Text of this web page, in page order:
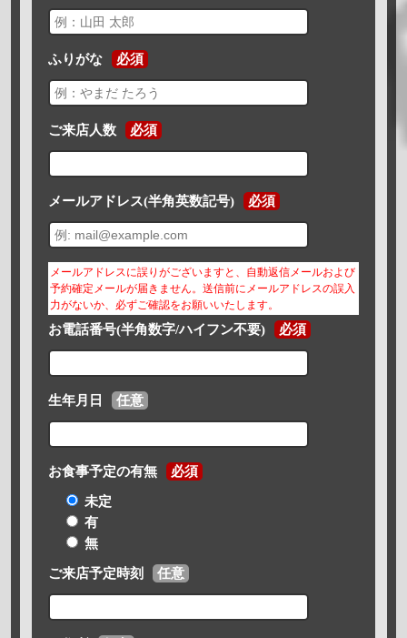
ふりがな 必須
ご来店人数 必須
メールアドレス(半角英数記号) 必須
メールアドレスに誤りがございますと、自動返信メールおよび
予約確定メールが届きません。送信前にメールアドレスの誤入
力がないか、必ずご確認をお願いいたします。
お電話番号(半角数字/ハイフン不要) 必須
生年月日 任意
お食事予定の有無 必須
未定
有
無
ご来店予定時刻 任意